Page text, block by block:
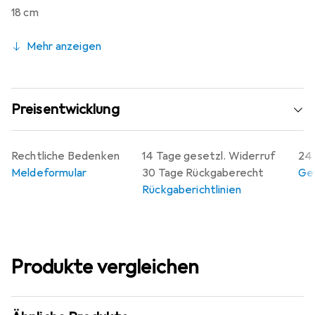
18 cm
Mehr anzeigen
Preisentwicklung
14 Tage gesetzl. Widerruf
30 Tage Rückgaberecht
Rückgaberichtlinien
24
Rechtliche Bedenken
Meldeformular
Produkte vergleichen